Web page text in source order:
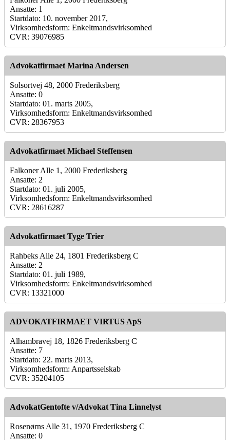
Ansatte: 1
Startdato: 10. november 2017,
Virksomhedsform: Enkeltmandsvirksomhed
CVR: 39076985
Advokatfirmaet Marina Andersen
Solsortvej 48, 2000 Frederiksberg
Ansatte: 0
Startdato: 01. marts 2005,
Virksomhedsform: Enkeltmandsvirksomhed
CVR: 28367953
Advokatfirmaet Michael Steffensen
Falkoner Alle 1, 2000 Frederiksberg
Ansatte: 2
Startdato: 01. juli 2005,
Virksomhedsform: Enkeltmandsvirksomhed
CVR: 28616287
Advokatfirmaet Tyge Trier
Rahbeks Alle 24, 1801 Frederiksberg C
Ansatte: 2
Startdato: 01. juli 1989,
Virksomhedsform: Enkeltmandsvirksomhed
CVR: 13321000
ADVOKATFIRMAET VIRTUS ApS
Alhambravej 18, 1826 Frederiksberg C
Ansatte: 7
Startdato: 22. marts 2013,
Virksomhedsform: Anpartsselskab
CVR: 35204105
AdvokatGentofte v/Advokat Tina Linnelyst
Rosenørns Alle 31, 1970 Frederiksberg C
Ansatte: 0